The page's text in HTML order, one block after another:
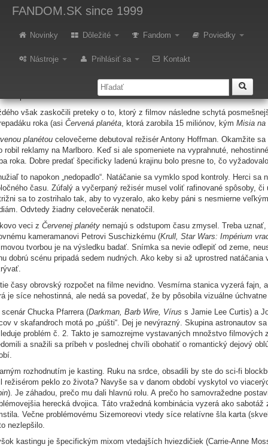
FANDOM.SK since 1999
Novinky Dôležité Fandom Poviedky
Nástroje Prihlásiť sa Kontakt
Červená planéta
zlých snov – Kilmer a Sizemore – sa ocitol na Marse. Dopadlo to zle
, takže keď sa v roku 2000 na trhu objavili dve spriaznené
však zaskočili preteky o to, ktorý z filmov následne schytá
roka (asi Červená planéta, ktorá zarobila 15 miliónov, kým Misia na
planétou celovečerne debutoval režisér Antony Hoffman. Okamžite
robil reklamy na Marlboro. Keď si ale spomeniete na vyprahnuté,
roka. Dobre predať špecificky ladenú krajinu bolo presne to, čo
to napokon „nedopadlo“. Natáčanie sa vymklo spod kontroly. Herci
času. Zúfalý a vyčerpaný režisér musel voliť rafinované spôsoby,
sa to zostrihalo tak, aby to vyzeralo, ako keby páni s nesmierne
Odvtedy žiadny celovečerák nenatočil.
veci z Červenej planéty nemajú s odstupom času zmysel. Treba
kameramanovi Petrovi Suschizkému (Krull, Star Wars: Impérium
tvorbou je na výsledku badať. Snímka sa nevie odlepiť od zeme,
dobrú scénu pripadá sedem nudných. Ako keby si až uprostred
časy obrovský rozpočet na filme nevidno. Vesmírna stanica vyzerá
je síce nehostinná, ale nedá sa povedať, že by pôsobila vizuálne
Chucka Pfarrera (Darkman, Barb Wire, Vírus s Jamie Lee Curtis) a
v skafandroch motá po „púšti“. Dej je nevýrazný. Skupina astronautov
problém č. 2. Takto je samozrejme vystavaných množstvo
a snažili sa príbeh v poslednej chvíli obohatiť o romantický dejový
rozhodnutím je kasting. Ruku na srdce, obsadili by ste do sci-fi
režisérom peklo zo života? Navyše sa v danom období vyskytol vo
). Je záhadou, prečo mu dali hlavnú rolu. A prečo ho samovražedne
herecká dvojica. Táto vražedná kombinácia vyzerá ako
Večne problémovému Sizemoreovi vtedy síce relatívne šla karta
nezlepšilo.
kastingu je špecifickým mixom vtedajších hviezdičiek (Carrie-Anne